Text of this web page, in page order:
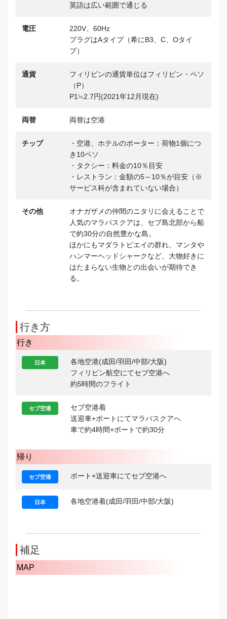
英語は広い範囲で通じる
電圧
220V、60Hz
プラグはAタイプ（希にB3、C、Oタイ
プ）
通貨
フィリピンの通貨単位はフィリピン・ペソ
（P）
P1≒2.7円(2021年12月現在)
両替 両替は空港
チップ
・空港、ホテルのポーター：荷物1個につ
き10ペソ
・タクシー：料金の10％目安
・レストラン：金額の5～10％が目安（※
サービス科が含まれていない場合）
その他
オナガザメの仲間のニタリに会えることで
人気のマラパスクアは、セブ島北部から船
で約30分の自然豊かな島。
ほかにもマダラトビエイの群れ、マンタや
ハンマーヘッドシャークなど、大物好きに
はたまらない生物との出会いが期待でき
る。
行き方
行き
日本
各地空港(成田/羽田/中部/大阪)
フィリピン航空にてセブ空港へ
約5時間のフライト
セブ空港
セブ空港着
送迎車+ボートにてマラパスクアへ
車で約4時間+ボートで約30分
帰り
セブ空港 ボート+送迎車にてセブ空港へ
日本 各地空港着(成田/羽田/中部/大阪)
補足
MAP